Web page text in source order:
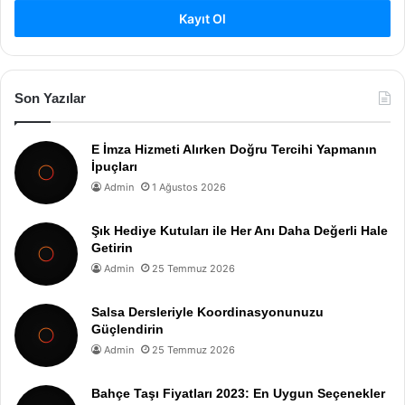
Kayıt Ol
Son Yazılar
E İmza Hizmeti Alırken Doğru Tercihi Yapmanın
İpuçları
Admin 1 Ağustos 2026
Şık Hediye Kutuları ile Her Anı Daha Değerli Hale
Getirin
Admin 25 Temmuz 2026
Salsa Dersleriyle Koordinasyonunuzu
Güçlendirin
Admin 25 Temmuz 2026
Bahçe Taşı Fiyatları 2023: En Uygun Seçenekler